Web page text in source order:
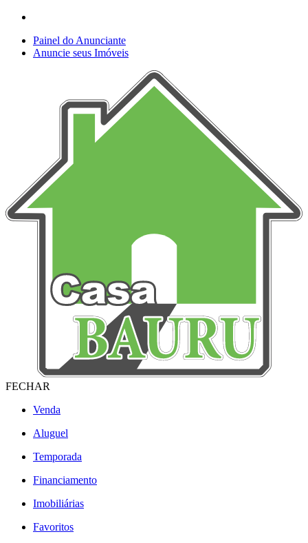
Painel do Anunciante
Anuncie seus Imóveis
FECHAR
Venda
Aluguel
Temporada
Financiamento
Imobiliárias
Favoritos